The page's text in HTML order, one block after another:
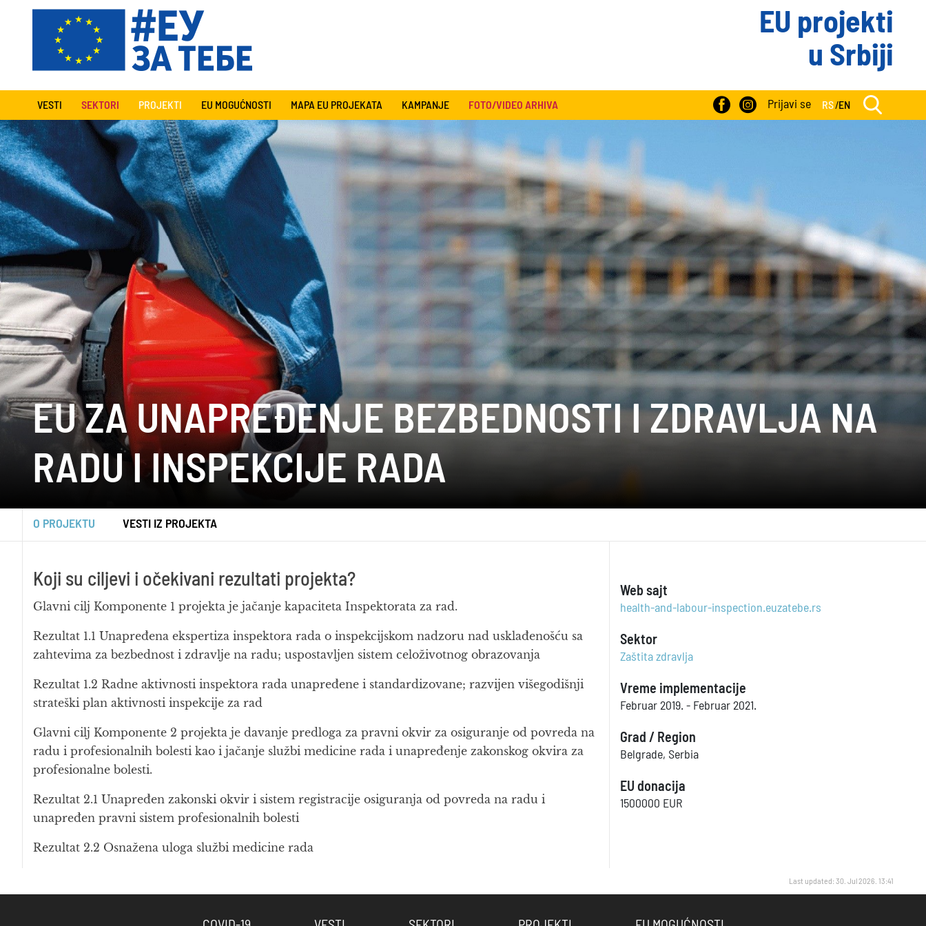
EU projekti
u Srbiji
VESTI SEKTORI PROJEKTI EU MOGUĆNOSTI MAPA EU PROJEKATA KAMPANJE FOTO/VIDEO ARHIVA Prijavi se RS/EN
EU ZA UNAPREĐENJE BEZBEDNOSTI I ZDRAVLJA NA
RADU I INSPEKCIJE RADA
O PROJEKTU VESTI IZ PROJEKTA
Koji su ciljevi i očekivani rezultati projekta?
Glavni cilj Komponente 1 projekta je jačanje kapaciteta Inspektorata za rad.
Rezultat 1.1 Unapređena ekspertiza inspektora rada o inspekcijskom nadzoru nad usklađenošću sa
zahtevima za bezbednost i zdravlje na radu; uspostavljen sistem celoživotnog obrazovanja
Rezultat 1.2 Radne aktivnosti inspektora rada unapređene i standardizovane; razvijen višegodišnji
strateški plan aktivnosti inspekcije za rad
Glavni cilj Komponente 2 projekta je davanje predloga za pravni okvir za osiguranje od povreda na
radu i profesionalnih bolesti kao i jačanje službi medicine rada i unapređenje zakonskog okvira za
profesionalne bolesti.
Rezultat 2.1 Unapređen zakonski okvir i sistem registracije osiguranja od povreda na radu i
unapređen pravni sistem profesionalnih bolesti
Rezultat 2.2 Osnažena uloga službi medicine rada
Web sajt
health-and-labour-inspection.euzatebe.rs
Sektor
Zaštita zdravlja
Vreme implementacije
Februar 2019. - Februar 2021.
Grad / Region
Belgrade, Serbia
EU donacija
1500000 EUR
Last updated: 30. Jul 2026. 13:41